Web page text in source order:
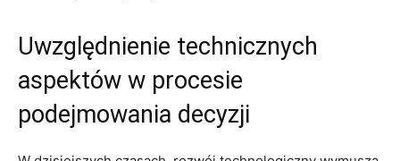
Uwzględnienie technicznych
aspektów w procesie
podejmowania decyzji